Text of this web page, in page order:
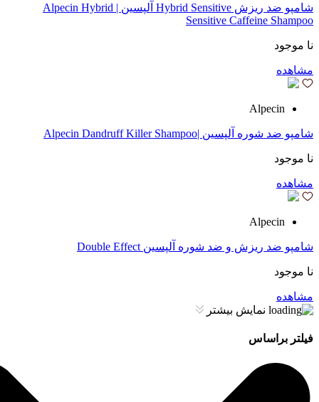
شامپو ضد ریزش Hybrid Sensitive آلپسین | Alpecin Hybrid
Sensitive Caffeine Shampoo
نا موجود
مشاهده
Alpecin
شامپو ضد شوره آلپسین |Alpecin Dandruff Killer Shampoo
نا موجود
مشاهده
Alpecin
شامپو ضد ریزش و ضد شوره آلپسین Double Effect
نا موجود
مشاهده
نمایش بیشتر
فیلتر براساس